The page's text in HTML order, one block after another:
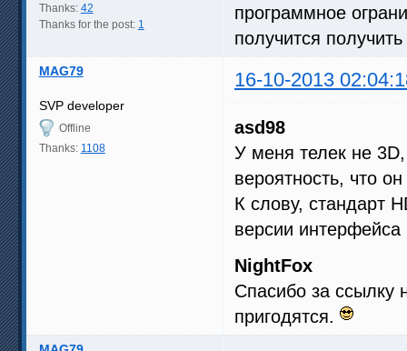
Thanks: 42
Thanks for the post: 1
программное
получится
MAG79 16-10-2013
SVP developer
Offline
Thanks: 1108
asd98
У меня телек не
вероятность, что
К слову, стандарт
версии интерфейса
NightFox
Спасибо за ссылку
пригодятся.